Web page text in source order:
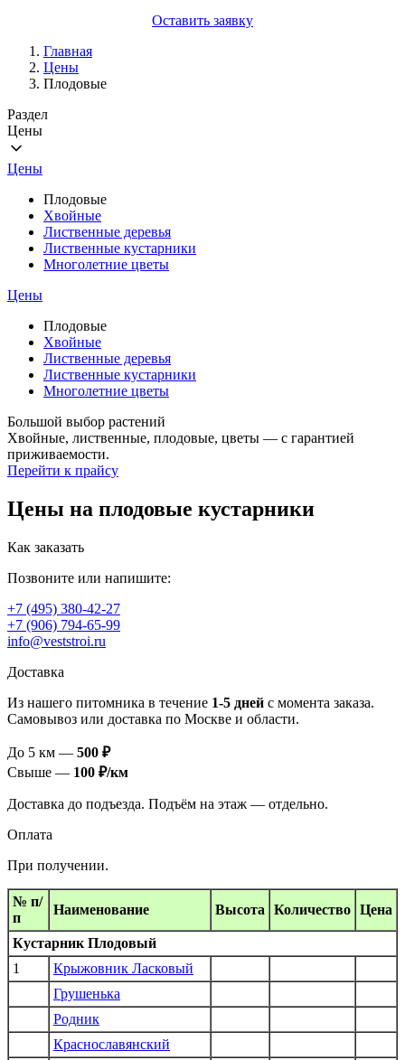
Оставить заявку
Главная
Цены
Плодовые
Раздел
Цены
Цены
Плодовые
Хвойные
Лиственные деревья
Лиственные кустарники
Многолетние цветы
Цены
Плодовые
Хвойные
Лиственные деревья
Лиственные кустарники
Многолетние цветы
Большой выбор растений
Хвойные, лиственные, плодовые, цветы — с гарантией
приживаемости.
Перейти к прайсу
Цены на плодовые кустарники
Как заказать
Позвоните или напишите:
+7 (495) 380-42-27
+7 (906) 794-65-99
info@veststroi.ru
Доставка
Из нашего питомника в течение 1‑5 дней с момента заказа.
Самовывоз или доставка по Москве и области.
До 5 км — 500 ₽
Свыше — 100 ₽/км
Доставка до подъезда. Подъём на этаж — отдельно.
Оплата
При получении.
№ п/
п
Наименование Высота Количество Цена
Кустарник Плодовый
1
Крыжовник Ласковый
Грушенька
Родник
Краснославянский